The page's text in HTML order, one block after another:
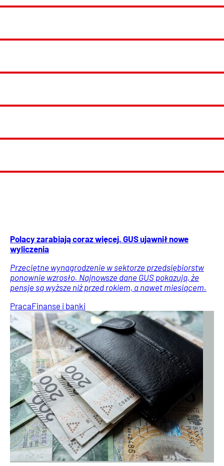
Polacy zarabiają coraz więcej. GUS ujawnił nowe
wyliczenia
Przeciętne wynagrodzenie w sektorze przedsiębiorstw
ponownie wzrosło. Najnowsze dane GUS pokazują, że
pensje są wyższe niż przed rokiem, a nawet miesiącem.
PracaFinanse i banki